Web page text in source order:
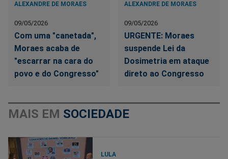
ALEXANDRE DE MORAES
09/05/2026
Com uma "canetada",
Moraes acaba de
"escarrar na cara do
povo e do Congresso"
ALEXANDRE DE MORAES
09/05/2026
URGENTE: Moraes
suspende Lei da
Dosimetria em ataque
direto ao Congresso
MAIS EM SOCIEDADE
LULA